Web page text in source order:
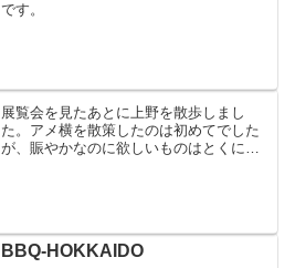
です。
展覧会を見たあとに上野を散歩しまし
た。アメ横を散策したのは初めてでした
が、賑やかなのに欲しいものはとくにな
BBQ-HOKKAIDO